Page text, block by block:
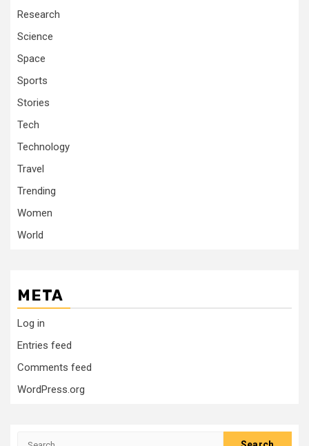
Research
Science
Space
Sports
Stories
Tech
Technology
Travel
Trending
Women
World
META
Log in
Entries feed
Comments feed
WordPress.org
Search